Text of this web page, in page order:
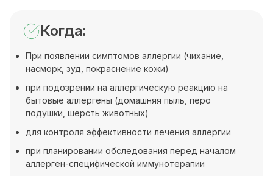
Когда:
При появлении симптомов аллергии (чихание,
насморк, зуд, покраснение кожи)
при подозрении на аллергическую реакцию на
бытовые аллергены (домашняя пыль, перо
подушки, шерсть животных)
для контроля эффективности лечения аллергии
при планировании обследования перед началом
аллерген-специфической иммунотерапии